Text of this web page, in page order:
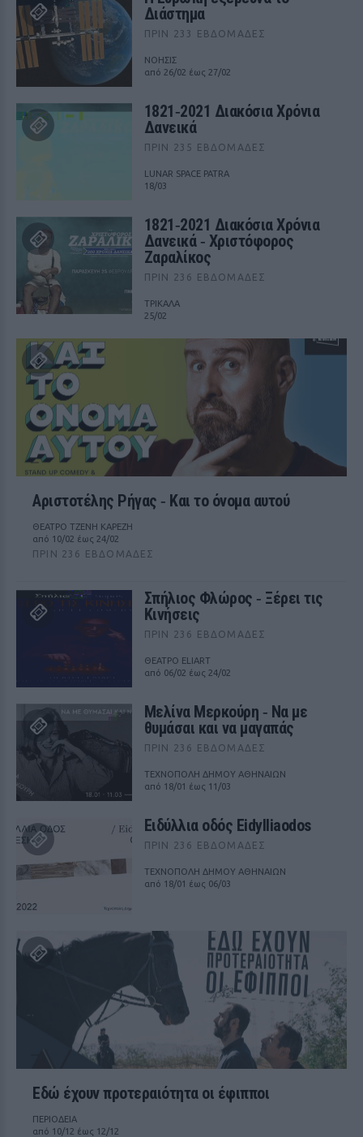
Διάστημα
ΠΡΙΝ 233 ΕΒΔΟΜΆΔΕΣ
ΝΟΗΣΙΣ
από 26/02 έως 27/02
1821‑2021 Διακόσια Χρόνια
Δανεικά
ΠΡΙΝ 235 ΕΒΔΟΜΆΔΕΣ
LUNAR SPACE PATRA
18/03
1821‑2021 Διακόσια Χρόνια
Δανεικά ‑ Χριστόφορος
Ζαραλίκος
ΠΡΙΝ 236 ΕΒΔΟΜΆΔΕΣ
ΤΡΙΚΑΛΑ
25/02
Αριστοτέλης Ρήγας ‑ Kαι το όνομα αυτού
ΘΕΑΤΡΟ ΤΖΕΝΗ ΚΑΡΕΖΗ
από 10/02 έως 24/02
ΠΡΙΝ 236 ΕΒΔΟΜΆΔΕΣ
Σπήλιος Φλώρος ‑ Ξέρει τις
Κινήσεις
ΠΡΙΝ 236 ΕΒΔΟΜΆΔΕΣ
ΘΕΑΤΡΟ ELIART
από 06/02 έως 24/02
Μελίνα Μερκούρη ‑ Να με
θυμάσαι και να μαγαπάς
ΠΡΙΝ 236 ΕΒΔΟΜΆΔΕΣ
ΤΕΧΝΟΠΟΛΗ ΔΗΜΟΥ ΑΘΗΝΑΙΩΝ
από 18/01 έως 11/03
Ειδύλλια οδός Eidylliaodos
ΠΡΙΝ 236 ΕΒΔΟΜΆΔΕΣ
ΤΕΧΝΟΠΟΛΗ ΔΗΜΟΥ ΑΘΗΝΑΙΩΝ
από 18/01 έως 06/03
Εδώ έχουν προτεραιότητα οι έφιπποι
ΠΕΡΙΟΔΕΙΑ
από 10/12 έως 12/12